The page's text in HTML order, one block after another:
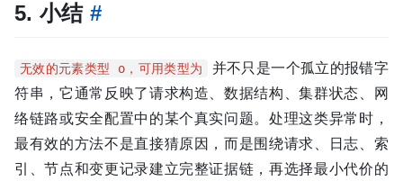
5. 小结 #
无效的元素类型 o，可用类型为
并不只是一个孤立的报错字
符串，它通常反映了请求构造、数据结构、集群状态、网
络链路或安全配置中的某个真实问题。处理这类异常时，
最有效的方法不是直接猜原因，而是围绕请求、日志、索
引、节点和变更记录建立完整证据链，再选择最小代价的